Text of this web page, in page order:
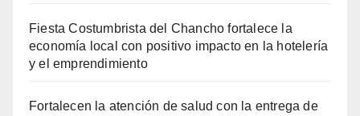
Fiesta Costumbrista del Chancho fortalece la
economía local con positivo impacto en la hotelería
y el emprendimiento
Fortalecen la atención de salud con la entrega de